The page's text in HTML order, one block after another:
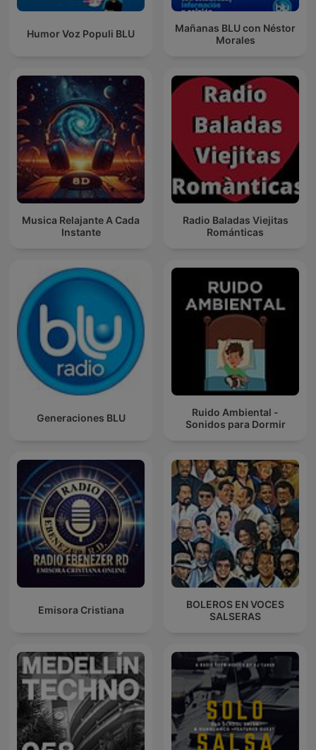
Humor Voz Populi BLU
Mañanas BLU con Néstor
Morales
Musica Relajante A Cada
Instante
Radio Baladas Viejitas
Románticas
Generaciones BLU
Ruido Ambiental -
Sonidos para Dormir
Emisora Cristiana
BOLEROS EN VOCES
SALSERAS